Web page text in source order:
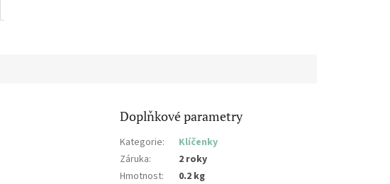
Doplňkové parametry
Kategorie:
Klíčenky
Záruka:
2 roky
Hmotnost: 0.2 kg